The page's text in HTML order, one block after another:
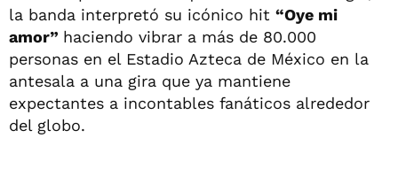
la banda interpretó su icónico hit “Oye mi
amor” haciendo vibrar a más de 80.000
personas en el Estadio Azteca de México en la
antesala a una gira que ya mantiene
expectantes a incontables fanáticos alrededor
del globo.